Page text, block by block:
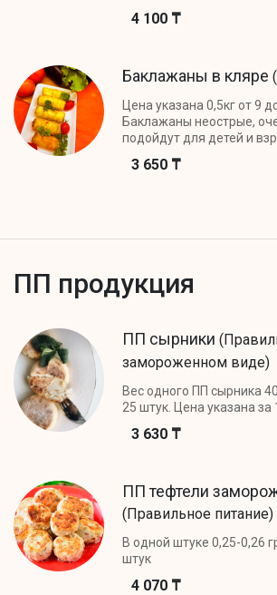
4 100 ₸
Баклажаны в кляре
Цена указана 0,5кг от 9
Баклажаны неострые,
подойдут для детей и
3 650 ₸
ПП продукция
ПП сырники
замороженном виде)
Вес одного ПП сырника
25 штук. Цена указана за
3 630 ₸
ПП тефтели
(Правильное питание)
В одной штуке 0,25-0,26
штук
4 070 ₸